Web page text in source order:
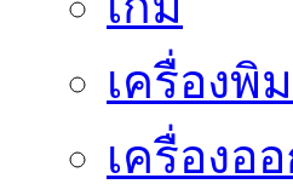
เครื่องพิ
เครื่องอ